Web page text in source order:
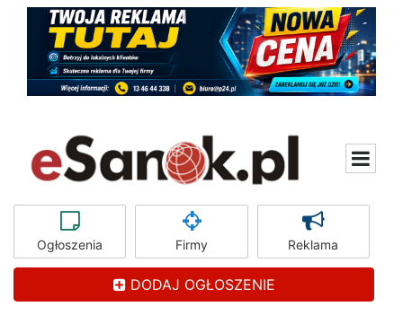
Ogłoszenia Firmy Reklama
DODAJ OGŁOSZENIE